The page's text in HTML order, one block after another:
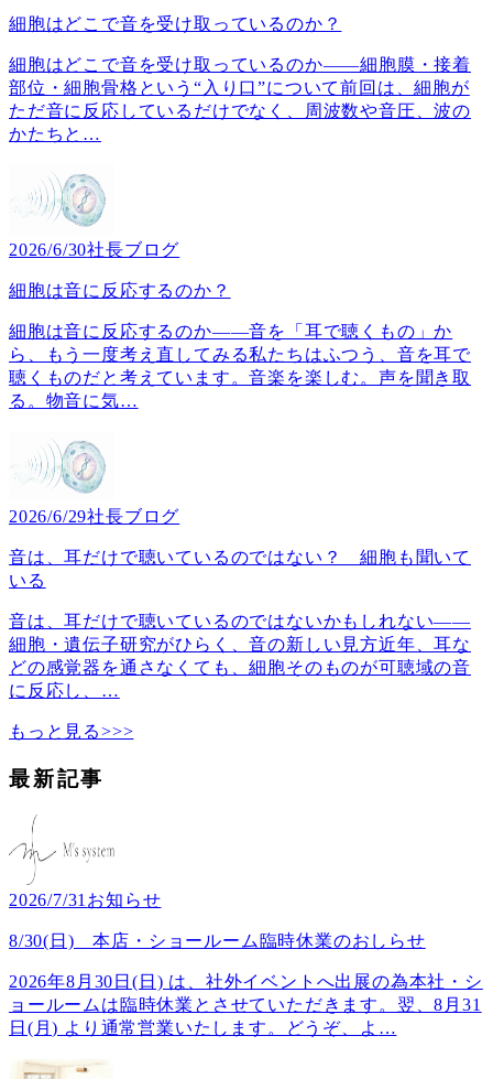
細胞はどこで音を受け取っているのか？
細胞はどこで音を受け取っているのか――細胞膜・接着
部位・細胞骨格という“入り口”について前回は、細胞が
ただ音に反応しているだけでなく、周波数や音圧、波の
かたちと …
2026/6/30社長ブログ
細胞は音に反応するのか？
細胞は音に反応するのか――音を「耳で聴くもの」か
ら、もう一度考え直してみる私たちはふつう、音を耳で
聴くものだと考えています。音楽を楽しむ。声を聞き取
る。物音に気…
2026/6/29社長ブログ
音は、耳だけで聴いているのではない？ 細胞も聞いて
いる
音は、耳だけで聴いているのではないかもしれない――
細胞・遺伝子研究がひらく、音の新しい見方近年、耳な
どの感覚器を通さなくても、細胞そのものが可聴域の音
に反応し、 …
もっと見る>>>
最新記事
2026/7/31 お知らせ
8/30(日) 本店・ショールーム臨時休業のおしらせ
2026年8月30日(日) は、社外イベントへ出展の為本社・シ
ョールームは臨時休業とさせていただきます。翌、8月31
日(月) より通常営業いたします。どうぞ、よ …